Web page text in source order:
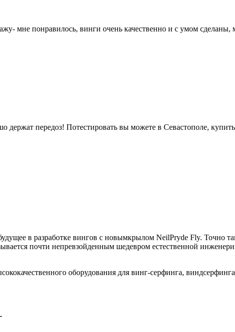
мне понравилось, винги очень качественно и с умом
держат передоз! Потестировать вы можете в Севастополе,
в разработке вингов с новымкрылом NeilPryde Fly. Точно
почти непревзойденным шедевром естественной
оборудования для винг-серфинга,